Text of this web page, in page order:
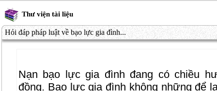
Thư viện tài liệu
Hỏi đáp pháp luật về bạo lực gia đình...
Nạn bạo lực gia đình đang có chiều
đồng. Bạo lực gia đình không những để